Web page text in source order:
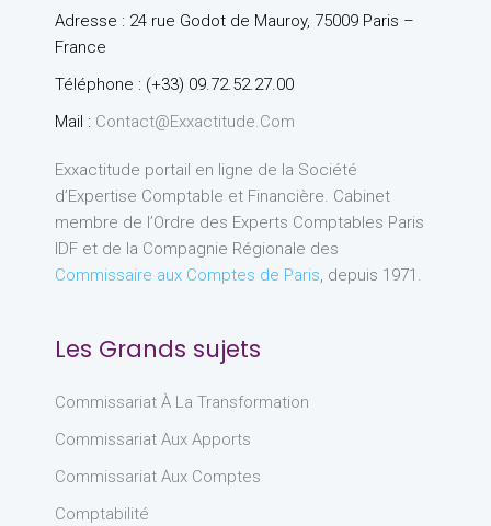
Adresse : 24 rue Godot de Mauroy, 75009 Paris –
France
Téléphone : (+33) 09.72.52.27.00
Mail : Contact@exxactitude.com
Exxactitude portail en ligne de la Société
d’Expertise Comptable et Financière. Cabinet
membre de l’Ordre des Experts Comptables Paris
IDF et de la Compagnie Régionale des
Commissaire aux Comptes de Paris, depuis 1971.
Les Grands sujets
Commissariat À La Transformation
Commissariat Aux Apports
Commissariat Aux Comptes
Comptabilité